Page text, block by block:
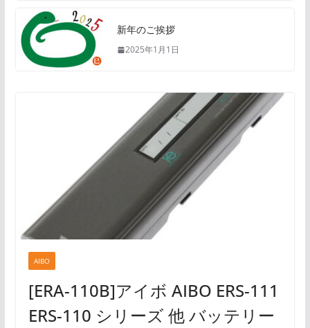
新年のご挨拶
2025年1月1日
AIBO
[ERA-110B]アイボ AIBO ERS-111
ERS-110 シリーズ 他 バッテリー